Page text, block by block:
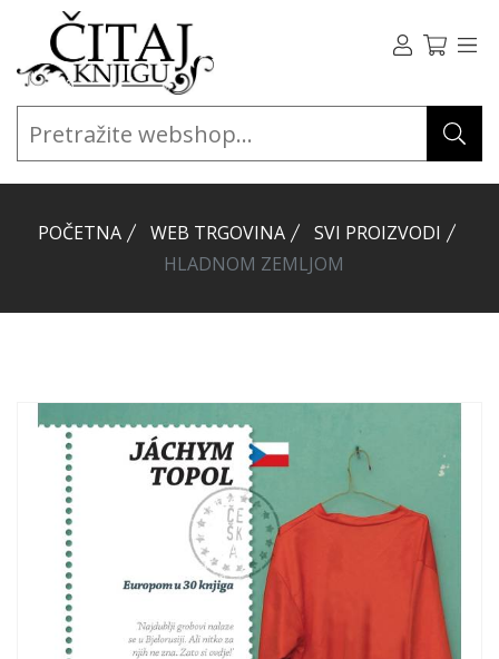
POČETNA WEB TRGOVINA
SVI PROIZVODI
HLADNOM ZEMLJOM